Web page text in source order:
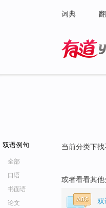
词典
双语例句
全部
口语
书面语
论文
当前分类下
或者看看其他
双